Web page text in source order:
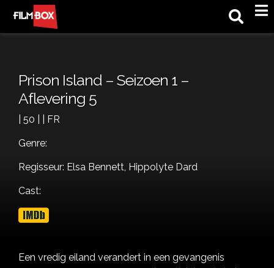
Prison Island – Seizoen 1 –
Aflevering 5
| 50 | | FR
Genre:
Regisseur: Elsa Bennett, Hippolyte Dard
Cast:
Een vredig eiland verandert in een gevangenis